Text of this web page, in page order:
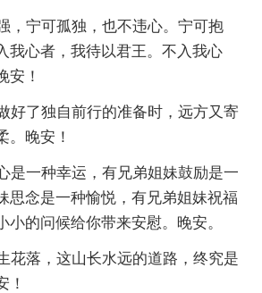
，宁可孤独，也不违心。宁可抱
我心者，我待以君王。不入我心
安！
好了独自前行的准备时，远方又寄
。晚安！
是一种幸运，有兄弟姐妹鼓励是一
思念是一种愉悦，有兄弟姐妹祝福
小的问候给你带来安慰。晚安。
花落，这山长水远的道路，终究是
！